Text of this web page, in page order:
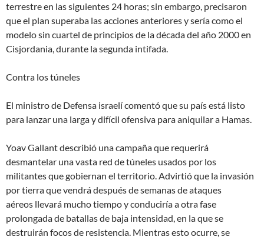
terrestre en las siguientes 24 horas; sin embargo, precisaron
que el plan superaba las acciones anteriores y sería como el
modelo sin cuartel de principios de la década del año 2000 en
Cisjordania, durante la segunda intifada.
Contra los túneles
El ministro de Defensa israelí comentó que su país está listo
para lanzar una larga y difícil ofensiva para aniquilar a Hamas.
Yoav Gallant describió una campaña que requerirá
desmantelar una vasta red de túneles usados por los
militantes que gobiernan el territorio. Advirtió que la invasión
por tierra que vendrá después de semanas de ataques
aéreos llevará mucho tiempoy conduciría a otra fase
prolongada de batallas de baja intensidad, en la que se
destruirán focos de resistencia. Mientras esto ocurre, se